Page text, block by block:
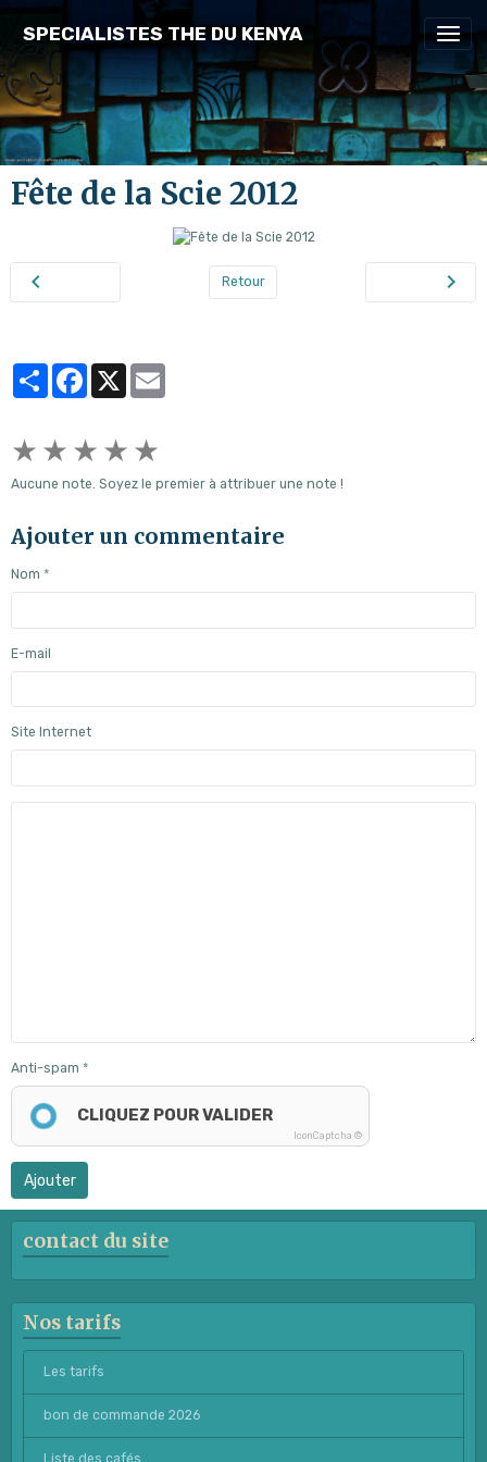
SPECIALISTES THE DU KENYA
Fête de la Scie 2012
Retour
PartagerFacebook
★ ★ ★ ★ ★
Aucune note. Soyez le premier à attribuer une note !
Ajouter un commentaire
Nom
E-mail
Site Internet
Anti-spam
CLIQUEZ POUR VALIDER
IconCaptcha ©
Ajouter
contact du site
Nos tarifs
Les tarifs
bon de commande 2026